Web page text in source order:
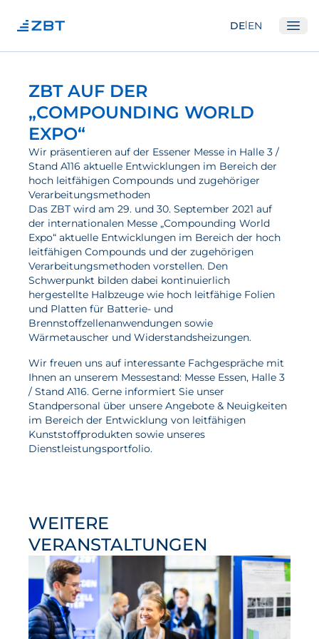
DE|EN
Über Uns
Abteilungen
Ausstattung
Gute Wissenschaftliche Praxis
Open Science und IP
Gremien
Unser Netzwerk
Forschung
Brennstoffzellen
Wasserstoff
Elektrolyse
Leistungen
Entwicklung
Herstellungsverfahren
Modellierung & Simulation
Karriere
Offene Stellen
Weiterentwicklung
ZBT AUF DER
„COMPOUNDING WORLD
EXPO“
Wir präsentieren auf der Essener Messe in Halle 3 /
Stand A116 aktuelle Entwicklungen im Bereich der
hoch leitfähigen Compounds und zugehöriger
Verarbeitungsmethoden
Das ZBT wird am 29. und 30. September 2021 auf
der internationalen Messe „Compounding World
Expo“ aktuelle Entwicklungen im Bereich der hoch
leitfähigen Compounds und der zugehörigen
Verarbeitungsmethoden vorstellen. Den
Schwerpunkt bilden dabei kontinuierlich
hergestellte Halbzeuge wie hoch leitfähige Folien
und Platten für Batterie- und
Brennstoffzellenanwendungen sowie
Wärmetauscher und Widerstands­heizungen.
Wir freuen uns auf interessante Fachgespräche mit
Ihnen an unserem Messestand: Messe Essen, Halle 3
/ Stand A116. Gerne informiert Sie unser
Standpersonal über unsere Angebote & Neuigkeiten
im Bereich der Entwicklung von leitfähigen
Kunststoffprodukten sowie unseres
Dienstleistungsportfolio.
WEITERE
VERANSTALTUNGEN